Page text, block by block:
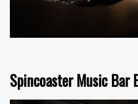
Spincoaster Music Bar